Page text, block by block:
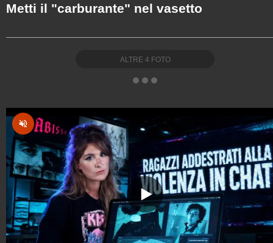
Metti il "carburante" nel vasetto
ALTRE 4 FOTO